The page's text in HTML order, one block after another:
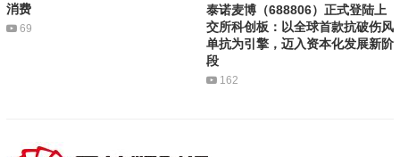
消费
69
泰诺麦博（688806）正式登陆上
交所科创板：以全球首款抗破伤风
单抗为引擎，迈入资本化发展新阶
段
162